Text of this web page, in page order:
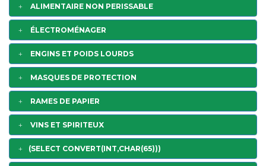
ALIMENTAIRE NON PERISSABLE
ÉLECTROMÉNAGER
ENGINS ET POIDS LOURDS
MASQUES DE PROTECTION
RAMES DE PAPIER
VINS ET SPIRITEUX
(SELECT CONVERT(INT,CHAR(65)))